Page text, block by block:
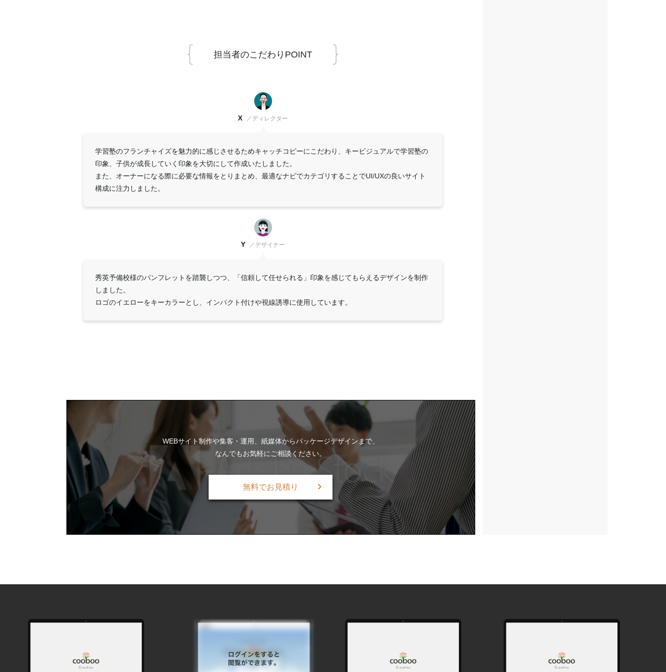
担当者のこだわりPOINT
X ／ディレクター
学習塾のフランチャイズを魅力的に感じさせるためキャッチコピーにこだわり、キービジュアルで学習塾の
印象、子供が成長していく印象を大切にして作成いたしました。
また、オーナーになる際に必要な情報をとりまとめ、最適なナビでカテゴリすることでUI/UXの良いサイト
構成に注力しました。
Y ／デザイナー
秀英予備校様のパンフレットを踏襲しつつ、「信頼して任せられる」印象を感じてもらえるデザインを制作
しました。
ロゴのイエローをキーカラーとし、インパクト付けや視線誘導に使用しています。
WEBサイト制作や集客・運用、紙媒体からパッケージデザインまで、
なんでもお気軽にご相談ください。
無料でお見積り